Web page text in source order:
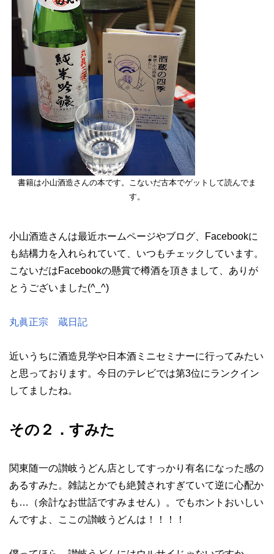
書籍は小山酒造さんの本です。こないだ古本でゲットして読んでま
す。
小山酒造さんは最近ホームページやブログ、Facebookに
も結構力を入れられていて、いつもチェックしています。
こないだはFacebookの懸賞で樽酒を頂きまして、ありが
とうございました(^_^)
丸眞正宗 蔵日記
近いうちに酒造見学や日本酒ミニセミナーに行ってみたい
と思っております。今日のテレビでは第3位にランクイン
してましたね。
その２．すみた
関東随一の讃岐うどん店としてすっかり有名になった感の
あるすみた。雑誌とかでも絶賛されすぎていて逆に心配か
も…（余計なお世話ですみません）。でもホントおいしい
んですよ、ここの讃岐うどんは！！！！